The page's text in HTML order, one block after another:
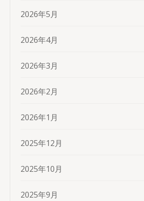
2026年5月
2026年4月
2026年3月
2026年2月
2026年1月
2025年12月
2025年10月
2025年9月